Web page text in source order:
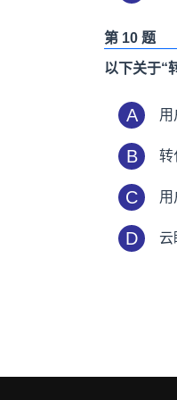
第 10 题
以下关于“
A 用
B 转
C 用
D 云